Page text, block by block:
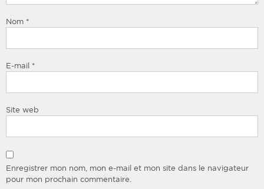
Nom *
E-mail *
Site web
Enregistrer mon nom, mon e-mail et mon site dans le navigateur
pour mon prochain commentaire.